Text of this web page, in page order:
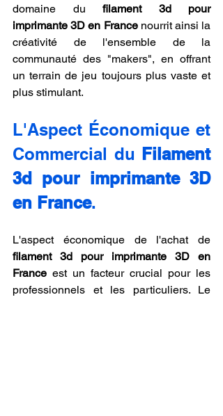
domaine du filament 3d pour
imprimante 3D en France nourrit ainsi la
créativité de l'ensemble de la
communauté des "makers", en offrant
un terrain de jeu toujours plus vaste et
plus stimulant.
L'Aspect Économique et
Commercial du
Filament
3d pour imprimante 3D
en France.
filament 3d pour imprimante 3D en
France est un facteur crucial pour les
professionnels et les particuliers. Le